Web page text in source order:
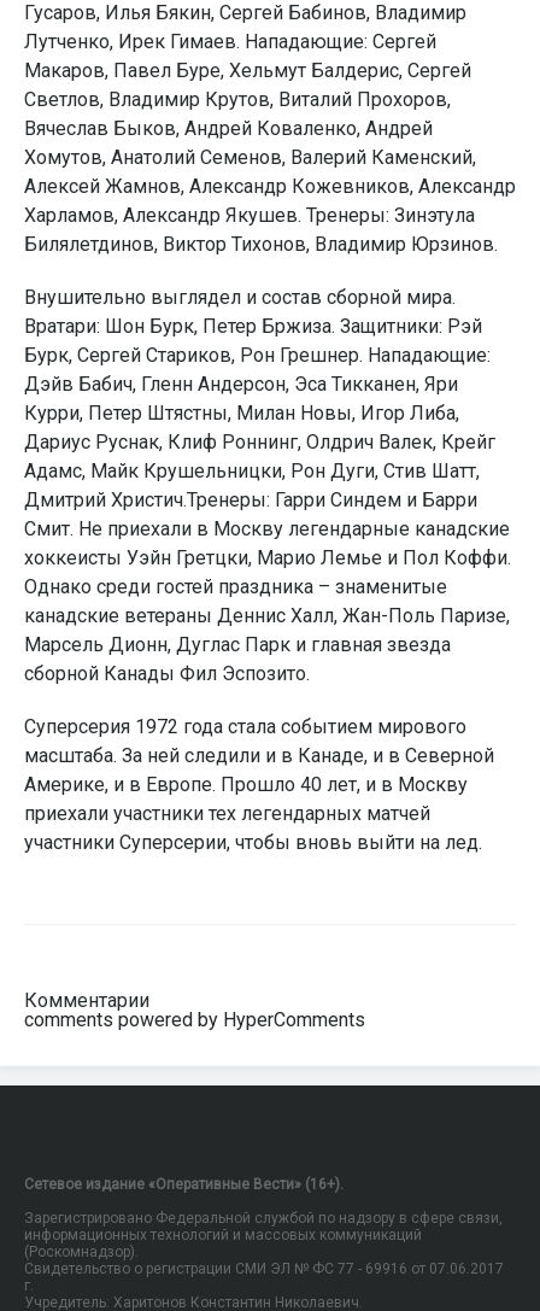
Гусаров, Илья Бякин, Сергей Бабинов, Владимир
Лутченко, Ирек Гимаев. Нападающие: Сергей
Макаров, Павел Буре, Хельмут Балдерис, Сергей
Светлов, Владимир Крутов, Виталий Прохоров,
Вячеслав Быков, Андрей Коваленко, Андрей
Хомутов, Анатолий Семенов, Валерий Каменский,
Алексей Жамнов, Александр Кожевников, Александр
Харламов, Александр Якушев. Тренеры: Зинэтула
Билялетдинов, Виктор Тихонов, Владимир Юрзинов.
Внушительно выглядел и состав сборной мира.
Вратари: Шон Бурк, Петер Бржиза. Защитники: Рэй
Бурк, Сергей Стариков, Рон Грешнер. Нападающие:
Дэйв Бабич, Гленн Андерсон, Эса Тикканен, Яри
Курри, Петер Штястны, Милан Новы, Игор Либа,
Дариус Руснак, Клиф Роннинг, Олдрич Валек, Крейг
Адамс, Майк Крушельницки, Рон Дуги, Стив Шатт,
Дмитрий Христич.Тренеры: Гарри Синдем и Барри
Смит. Не приехали в Москву легендарные канадские
хоккеисты Уэйн Гретцки, Марио Лемье и Пол Коффи.
Однако среди гостей праздника – знаменитые
канадские ветераны Деннис Халл, Жан-Поль Паризе,
Марсель Дионн, Дуглас Парк и главная звезда
сборной Канады Фил Эспозито.
Суперсерия 1972 года стала событием мирового
масштаба. За ней следили и в Канаде, и в Северной
Америке, и в Европе. Прошло 40 лет, и в Москву
приехали участники тех легендарных матчей
участники Суперсерии, чтобы вновь выйти на лед.
Комментарии
comments powered by HyperComments
Сетевое издание «Оперативные Вести» (16+).
Зарегистрировано Федеральной службой по надзору в сфере связи,
информационных технологий и массовых коммуникаций
(Роскомнадзор).
Свидетельство о регистрации СМИ ЭЛ № ФС 77 - 69916 от 07.06.2017
г.
Учредитель: Харитонов Константин Николаевич.